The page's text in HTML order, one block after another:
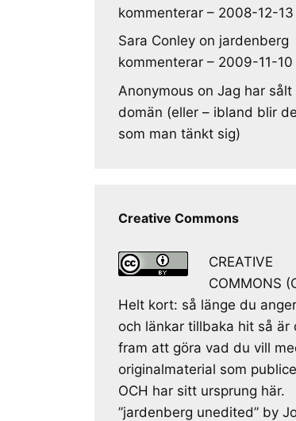
kommenterar – 2008-12-13
Sara Conley on jardenberg
kommenterar – 2009-11-10
Anonymous on Jag har sålt
domän (eller – ibland blir
som man tänkt sig)
Creative Commons
CREATIVE
COMMONS
Helt kort: så länge du
och länkar tillbaka hit så är
fram att göra vad du vill
originalmaterial som
OCH har sitt ursprung här.
”jardenberg unedited” by